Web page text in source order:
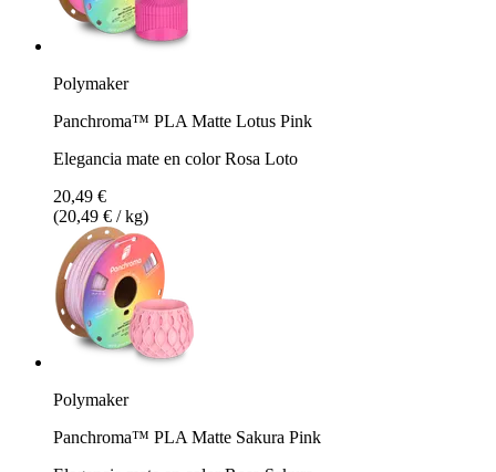
Polymaker
Panchroma™ PLA Matte Lotus Pink
Elegancia mate en color Rosa Loto
20,49 €
(20,49 € / kg)
Polymaker
Panchroma™ PLA Matte Sakura Pink